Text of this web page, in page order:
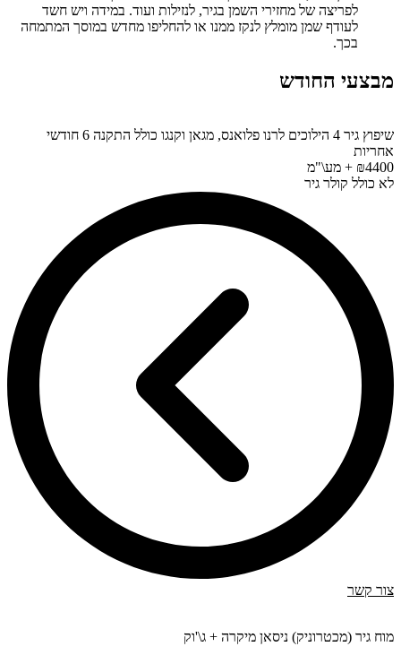
לפריצה של מחזירי השמן בגיר, לנזילות ועוד. במידה ויש חשד
לעודף שמן מומלץ לנקז ממנו או להחליפו מחדש במוסך המתמחה
בכך.
מבצעי החודש
שיפוץ גיר 4 הילוכים לרנו פלואנס, מגאן וקנגו כולל התקנה 6 חודשי
אחריות
₪4400 + מע\"מ
לא כולל קולר גיר
צור קשר
מוח גיר (מכטרוניק) ניסאן מיקרה + ג\'וק